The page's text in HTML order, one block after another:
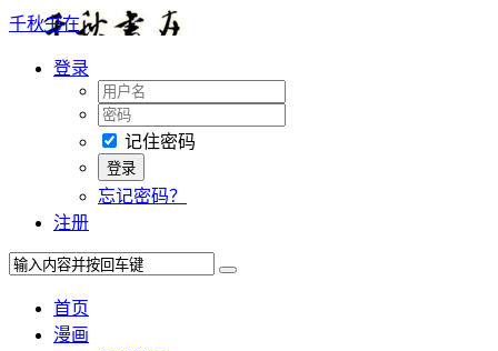
千秋书在
登录
记住密码
忘记密码？
注册
首页
漫画